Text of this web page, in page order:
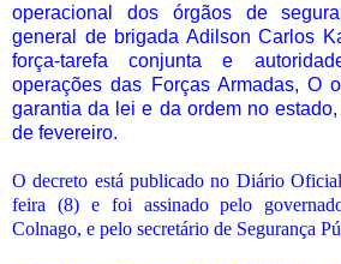
operacional dos órgãos de
general de brigada Adilson Carlos
força-tarefa conjunta e
operações das Forças Armadas, O
garantia da lei e da ordem no
de fevereiro.
O decreto está publicado no Diário
feira (8) e foi assinado pelo
Colnago, e pelo secretário de Segurança